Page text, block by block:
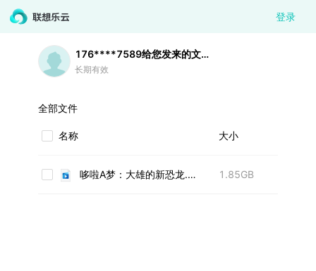
登录
176****7589给您发来的文件
长期有效
全部文件
名称 大小
哆啦A梦：大雄的新恐龙.mp4 1.85GB